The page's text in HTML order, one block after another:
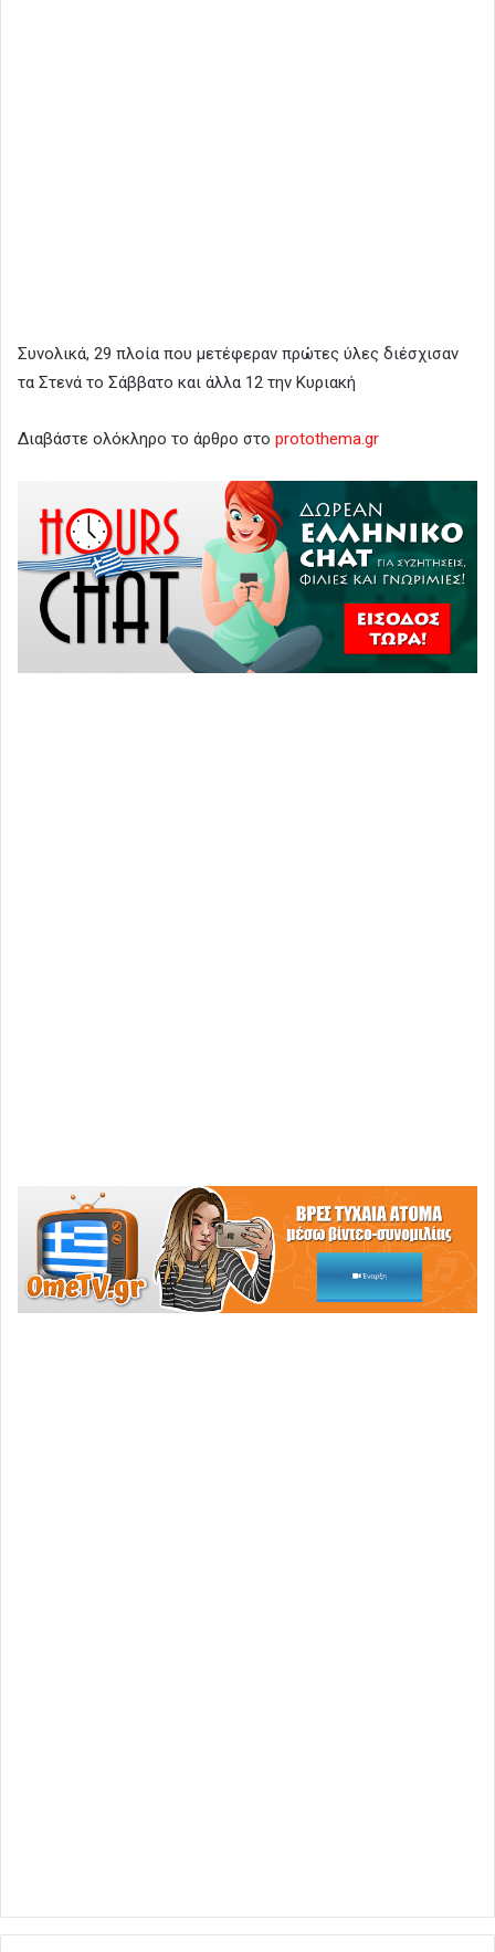
Συνολικά, 29 πλοία που μετέφεραν πρώτες ύλες διέσχισαν
τα Στενά το Σάββατο και άλλα 12 την Κυριακή
Διαβάστε ολόκληρο το άρθρο στο protothema.gr